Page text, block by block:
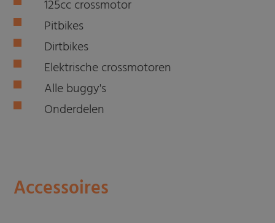
125cc crossmotor
Pitbikes
Dirtbikes
Elektrische crossmotoren
Alle buggy's
Onderdelen
Accessoires